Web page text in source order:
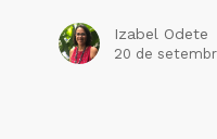
Izabel Odete
20 de